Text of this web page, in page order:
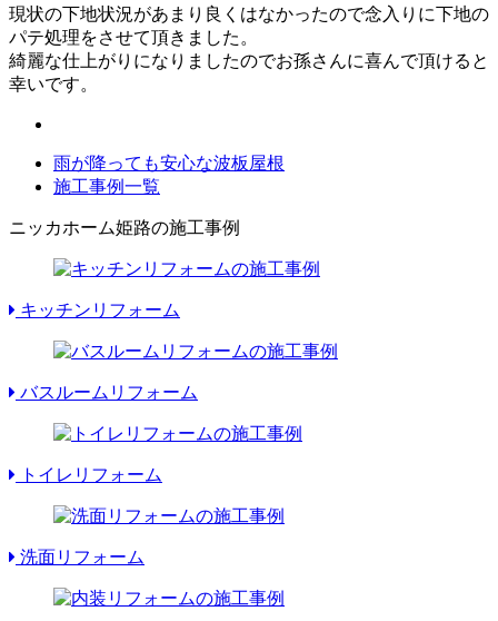
現状の下地状況があまり良くはなかったので念入りに下地の
パテ処理をさせて頂きました。
綺麗な仕上がりになりましたのでお孫さんに喜んで頂けると
幸いです。
雨が降っても安心な波板屋根
施工事例一覧
ニッカホーム姫路の施工事例
キッチンリフォーム
バスルームリフォーム
トイレリフォーム
洗面リフォーム